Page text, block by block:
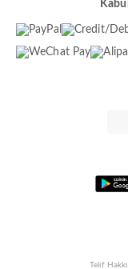
Telif